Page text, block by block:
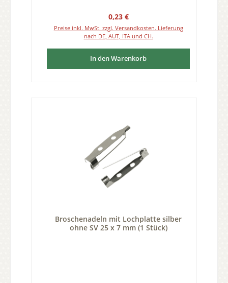
Regulärer Preis:
0,23 €
Preise inkl. MwSt. zzgl. Versandkosten. Lieferung
nach DE, AUT, ITA und CH.
In den Warenkorb
Broschenadeln mit Lochplatte silber
ohne SV 25 x 7 mm (1 Stück)